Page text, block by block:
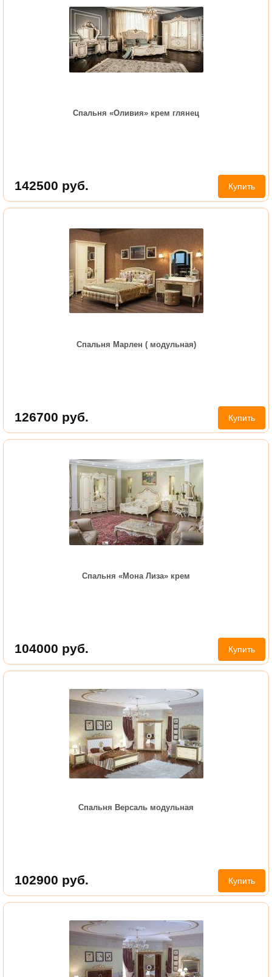
Спальня «Оливия» крем глянец
142500 руб. Купить
Спальня Марлен ( модульная)
126700 руб. Купить
Спальня «Мона Лиза» крем
104000 руб. Купить
Спальня Версаль модульная
102900 руб. Купить